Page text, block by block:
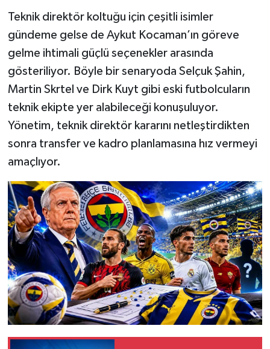
Teknik direktör koltuğu için çeşitli isimler
gündeme gelse de Aykut Kocaman’ın göreve
gelme ihtimali güçlü seçenekler arasında
gösteriliyor. Böyle bir senaryoda Selçuk Şahin,
Martin Skrtel ve Dirk Kuyt gibi eski futbolcuların
teknik ekipte yer alabileceği konuşuluyor.
Yönetim, teknik direktör kararını netleştirdikten
sonra transfer ve kadro planlamasına hız vermeyi
amaçlıyor.